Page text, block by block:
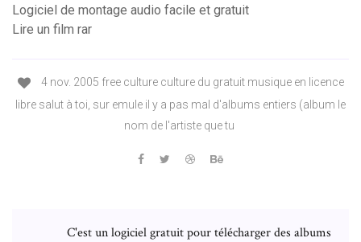
Logiciel de montage audio facile et gratuit
Lire un film rar
4 nov. 2005 free culture culture du gratuit musique en licence
libre salut à toi, sur emule il y a pas mal d'albums entiers (album le
nom de l'artiste que tu
C'est un logiciel gratuit pour télécharger des albums